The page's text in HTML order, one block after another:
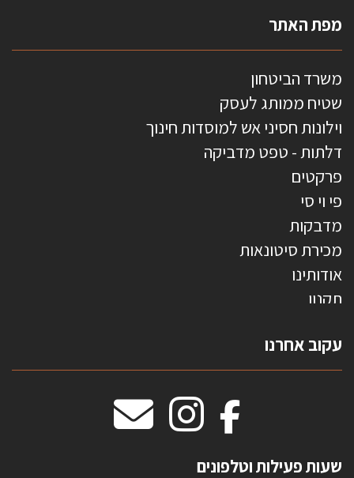
מפת האתר
משרד הביטחון
שטיח ממותג לעסק
וילונות חסיני אש למוסדות חינוך
דלתות - טפט מדביקה
פרקטים
פי וי סי
מדבקות
מכירת סיטונאות
אודותינו
תקנון
טפטים משולשים
וילונות חסיני אש
מדבקות אנטי סאן
עקוב אחרנו
שעות פעילות וטלפונים